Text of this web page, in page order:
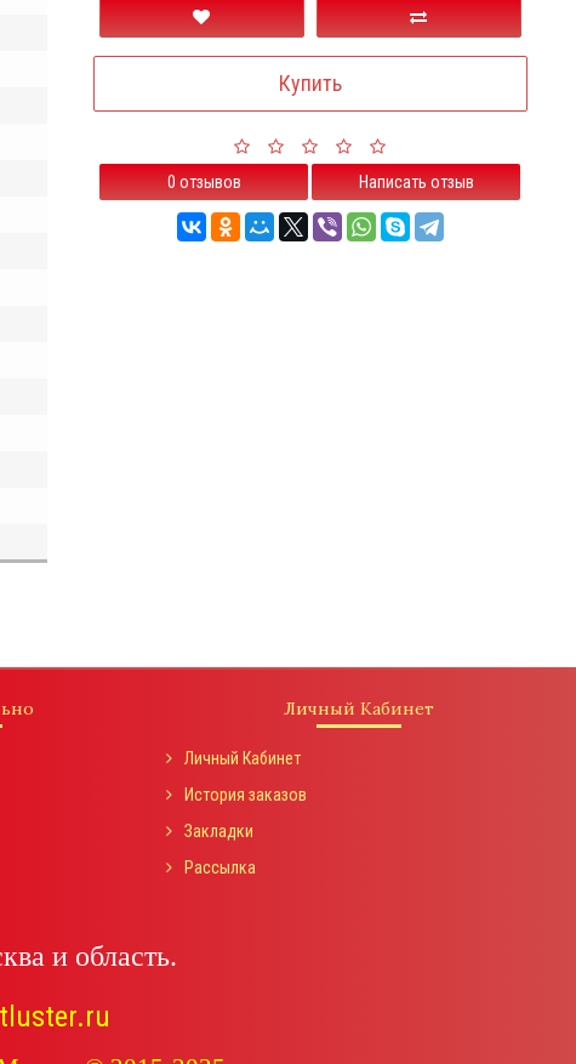
Купить
0 отзывов Написать отзыв
Личный Кабинет
Личный Кабинет
История заказов
Закладки
Рассылка
и область.